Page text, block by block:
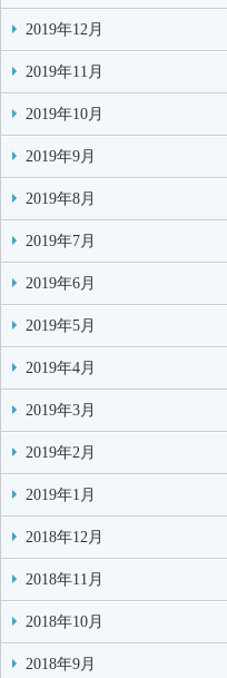
2019年12月
2019年11月
2019年10月
2019年9月
2019年8月
2019年7月
2019年6月
2019年5月
2019年4月
2019年3月
2019年2月
2019年1月
2018年12月
2018年11月
2018年10月
2018年9月